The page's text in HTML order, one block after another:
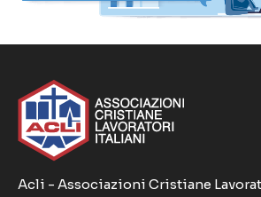
Acli - Associazioni Cristiane